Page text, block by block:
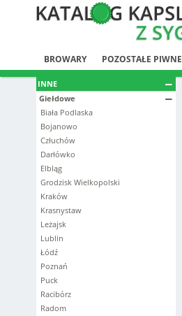
BROWARY POZOSTAŁE PIWNE
INNE
Giełdowe
Biała Podlaska
Bojanowo
Człuchów
Darłówko
Elbląg
Grodzisk Wielkopolski
Kraków
Krasnystaw
Leżajsk
Lublin
Łódź
Poznań
Puck
Racibórz
Radom